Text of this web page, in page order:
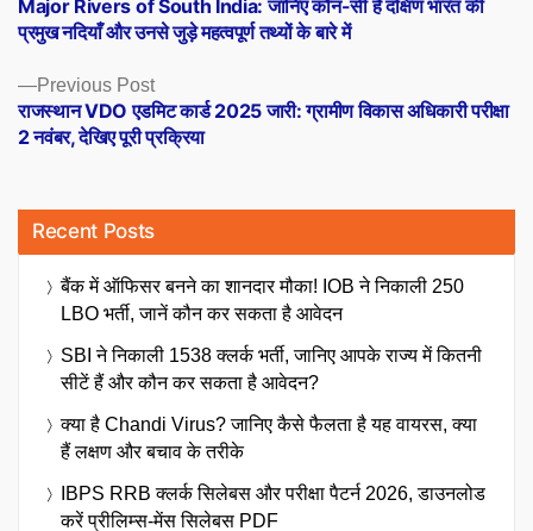
navigation
Previous PostPrevious
post:
राजस्थान VDO एडमिट कार्ड 2025 जारी: ग्रामीण विकास अधिकारी परीक्षा
2 नवंबर, देखिए पूरी प्रक्रिया
Major Rivers of South India: जानिए कौन-सी है दक्षिण भारत की
प्रमुख नदियाँ और उनसे जुड़े महत्वपूर्ण तथ्यों के बारे में
Recent Posts
बैंक में ऑफिसर बनने का शानदार मौका! IOB ने निकाली 250
LBO भर्ती, जानें कौन कर सकता है आवेदन
SBI ने निकाली 1538 क्लर्क भर्ती, जानिए आपके राज्य में कितनी
सीटें हैं और कौन कर सकता है आवेदन?
क्या है Chandi Virus? जानिए कैसे फैलता है यह वायरस, क्या
हैं लक्षण और बचाव के तरीके
IBPS RRB क्लर्क सिलेबस और परीक्षा पैटर्न 2026, डाउनलोड
करें प्रीलिम्स-मेंस सिलेबस PDF